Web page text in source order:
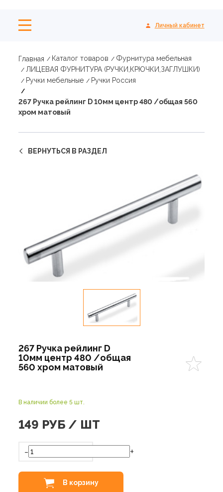
Личный кабинет
Главная Каталог товаров
Фурнитура мебельная
ЛИЦЕВАЯ ФУРНИТУРА (РУЧКИ,КРЮЧКИ,ЗАГЛУШКИ)
Ручки мебельные
Ручки Россия
267 Ручка рейлинг D 10мм центр 480 /общая 560
хром матовый
ВЕРНУТЬСЯ В РАЗДЕЛ
267 Ручка рейлинг D
10мм центр 480 /общая
560 хром матовый
В наличии более 5 шт.
149 РУБ / ШТ
- +
В корзину